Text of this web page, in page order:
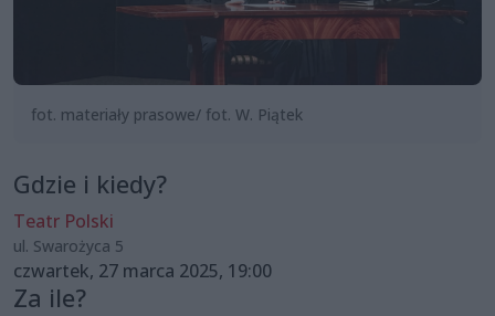
fot. materiały prasowe/ fot. W. Piątek
Gdzie i kiedy?
Teatr Polski
ul. Swarożyca 5
czwartek, 27 marca 2025, 19:00
Za ile?